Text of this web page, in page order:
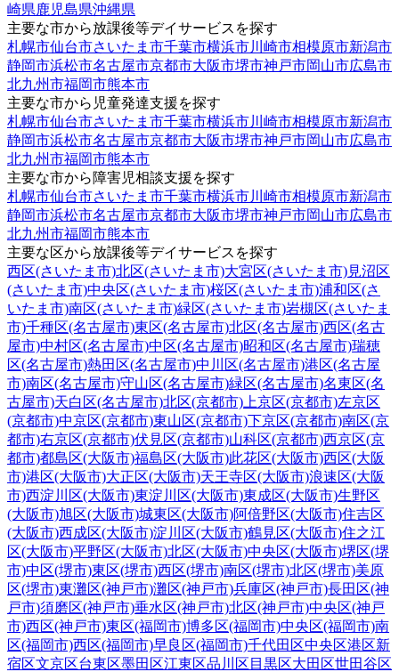
崎県鹿児島県沖縄県
主要な市から放課後等デイサービスを探す
札幌市仙台市さいたま市千葉市横浜市川崎市相模原市新潟市
静岡市浜松市名古屋市京都市大阪市堺市神戸市岡山市広島市
北九州市福岡市熊本市
主要な市から児童発達支援を探す
札幌市仙台市さいたま市千葉市横浜市川崎市相模原市新潟市
静岡市浜松市名古屋市京都市大阪市堺市神戸市岡山市広島市
北九州市福岡市熊本市
主要な市から障害児相談支援を探す
札幌市仙台市さいたま市千葉市横浜市川崎市相模原市新潟市
静岡市浜松市名古屋市京都市大阪市堺市神戸市岡山市広島市
北九州市福岡市熊本市
主要な区から放課後等デイサービスを探す
西区(さいたま市)北区(さいたま市)大宮区(さいたま市)見沼区
(さいたま市)中央区(さいたま市)桜区(さいたま市)浦和区(さ
いたま市)南区(さいたま市)緑区(さいたま市)岩槻区(さいたま
市)千種区(名古屋市)東区(名古屋市)北区(名古屋市)西区(名古
屋市)中村区(名古屋市)中区(名古屋市)昭和区(名古屋市)瑞穂
区(名古屋市)熱田区(名古屋市)中川区(名古屋市)港区(名古屋
市)南区(名古屋市)守山区(名古屋市)緑区(名古屋市)名東区(名
古屋市)天白区(名古屋市)北区(京都市) 上京区(京都市)左京区
(京都市)中京区(京都市)東山区(京都市)下京区(京都市)南区(京
都市)右京区(京都市)伏見区(京都市)山科区(京都市)西京区(京
都市)都島区(大阪市)福島区(大阪市)此花区(大阪市)西区(大阪
市)港区(大阪市)大正区(大阪市)天王寺区(大阪市)浪速区(大阪
市)西淀川区(大阪市)東淀川区(大阪市)東成区(大阪市)生野区
(大阪市)旭区(大阪市)城東区(大阪市)阿倍野区(大阪市)住吉区
(大阪市)西成区(大阪市)淀川区(大阪市)鶴見区(大阪市)住之江
区(大阪市)平野区(大阪市)北区(大阪市)中央区(大阪市)堺区(堺
市)中区(堺市)東区(堺市)西区(堺市)南区(堺市)北区(堺市)美原
区(堺市)東灘区(神戸市)灘区(神戸市)兵庫区(神戸市)長田区(神
戸市)須磨区(神戸市)垂水区(神戸市)北区(神戸市)中央区(神戸
市)西区(神戸市)東区(福岡市)博多区(福岡市)中央区(福岡市)南
区(福岡市)西区(福岡市)早良区(福岡市)千代田区中央区港区新
宿区文京区台東区墨田区江東区品川区 目黒区大田区世田谷区